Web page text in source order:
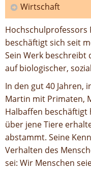
Wirtschaft
beschäftigt sich seit
Sein Werk beschreibt
auf biologischer,
In den gut 40 Jahren,
Martin mit Primaten,
Halbaffen beschäftigt
über jene Tiere
abstammt. Seine
Verhalten des
sei: Wir Menschen